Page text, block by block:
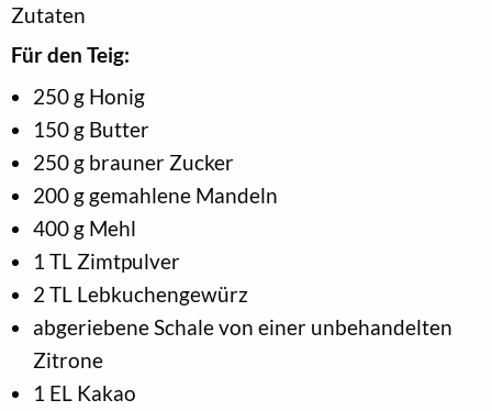
Zutaten
Für den Teig:
250 g Honig
150 g Butter
250 g brauner Zucker
200 g gemahlene Mandeln
400 g Mehl
1 TL Zimtpulver
2 TL Lebkuchengewürz
abgeriebene Schale von einer unbehandelten
Zitrone
1 EL Kakao